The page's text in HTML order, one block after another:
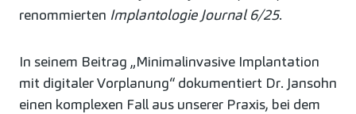
renommierten Implantologie Journal 6/25.
In seinem Beitrag „Minimalinvasive Implantation
mit digitaler Vorplanung“ dokumentiert Dr. Jansohn
einen komplexen Fall aus unserer Praxis, bei dem